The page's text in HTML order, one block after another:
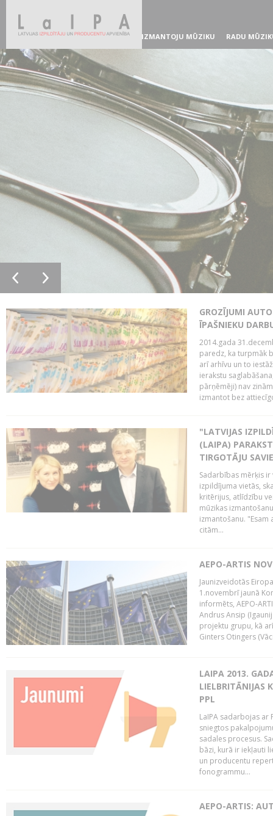
IZMANTOJU MŪZIKU RADU
GROZĪJUMI
ĪPAŠNIEKU
2014.gada
paredz, ka turpmāk
arī arhīvu un to
ierakstu
pārņēmēji) nav
izmantot bez
"LATVIJAS
(LAIPA)
TIRGOTĀJU
Sadarbības mērķis
izpildījuma vietās,
kritērijus, atlīdzību
mūzikas
izmantošanu.
citām...
AEPO-ARTIS
Jaunizveidotās
1.novembrī jaunā
informēts, AEPO-
Andrus Ansip
projektu grupu, kā
Ginters Otingers
LAIPA 2013.
LIELBRITĀNIJAS
PPL
LaIPA sadarbojas
sniegtos
sadales procesus.
bāzi, kurā ir iekļauti
un producentu
fonogrammu...
AEPO-ARTIS: